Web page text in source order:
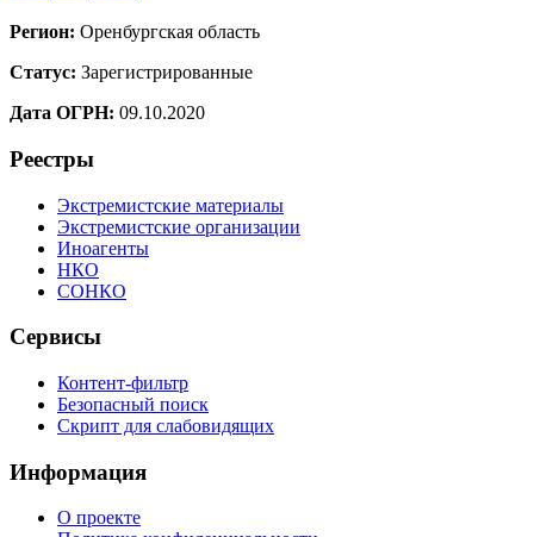
Регион: Оренбургская область
Статус: Зарегистрированные
Дата ОГРН: 09.10.2020
Реестры
Экстремистские материалы
Экстремистские организации
Иноагенты
НКО
СОНКО
Сервисы
Контент-фильтр
Безопасный поиск
Скрипт для слабовидящих
Информация
О проекте